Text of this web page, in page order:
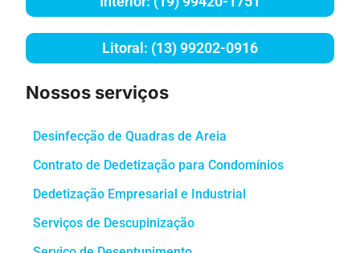
Litoral: (13) 99202-0916
Nossos serviços
Desinfecção de Quadras de Areia
Contrato de Dedetização para Condomínios
Dedetização Empresarial e Industrial
Serviços de Descupinização